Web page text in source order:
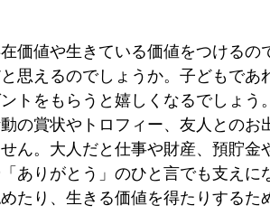
バクク書 マタイの福音書 マルコ
への手紙 第一コリント人への手紙
価値や生きている価値をつけるの
思えるのでしょうか。子どもであ
トをもらうと嬉しくなるでしょう
の賞状やトロフィー、友人とのお
ん。大人だと仕事や財産、預貯金
ありがとう」のひと言でも支えに
たり、生きる価値を得たりするた